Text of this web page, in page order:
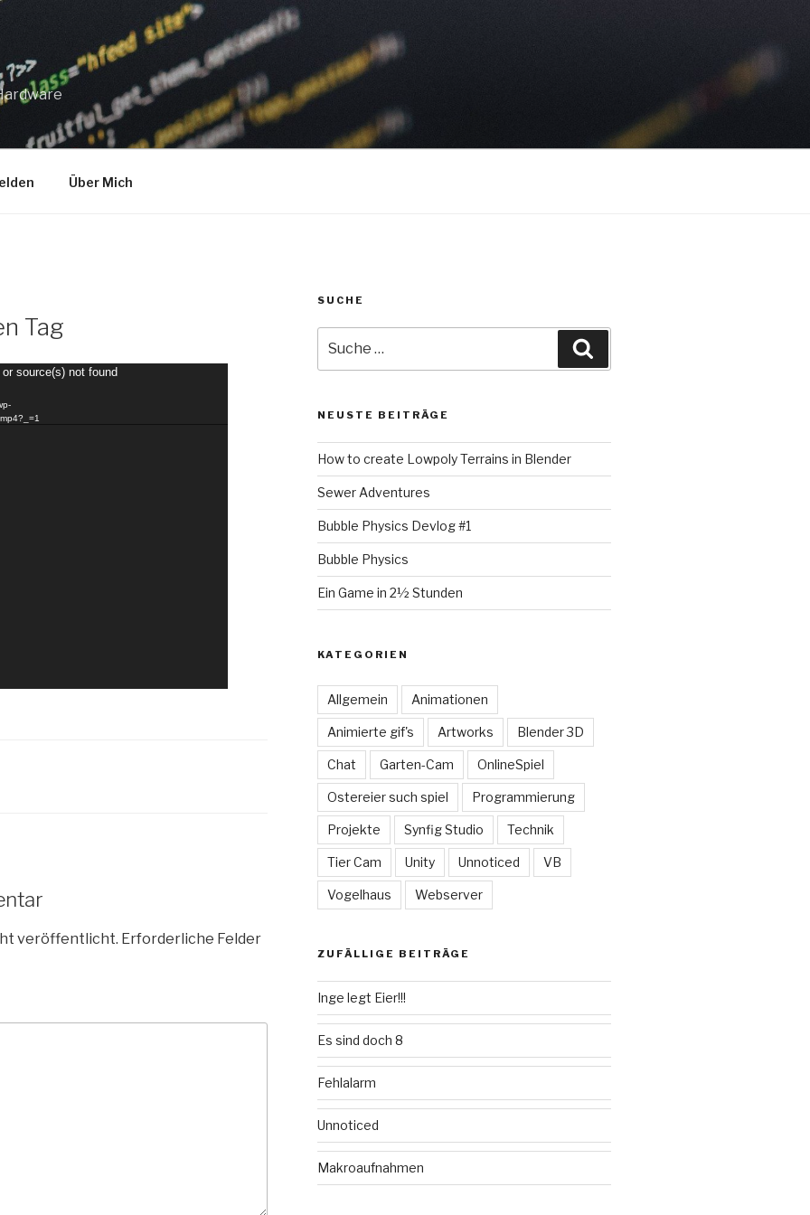
Über Mich
Tag
source(s) not found
veröffentlicht. Erforderliche Felder
SUCHE
nach:
NEUSTE BEITRÄGE
How to create Lowpoly Terrains in Blender
Sewer Adventures
Bubble Physics Devlog #1
Bubble Physics
Ein Game in 2½ Stunden
KATEGORIEN
Allgemein Animationen
Animierte gif's Artworks Blender 3D
Chat Garten-Cam OnlineSpiel
Ostereier such spiel Programmierung
Projekte Synfig Studio Technik
Tier Cam Unity Unnoticed VB
Vogelhaus Webserver
ZUFÄLLIGE BEITRÄGE
Inge legt Eier!!!
Es sind doch 8
Fehlalarm
Unnoticed
Makroaufnahmen